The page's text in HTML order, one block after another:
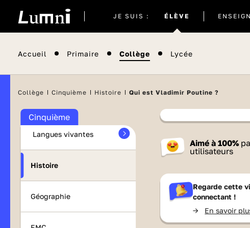
JE SUIS : ÉLÈVE
actuel
Accueil Primaire Collège Lycée
Collège Cinquième Histoire Qui est Vladimir Poutine ?
Cinquième
Langues vivantes
Histoire
Géographie
Contenu
France
Aimé à100%
utilisateurs
Regarde cette
connectant !
-> En savoir